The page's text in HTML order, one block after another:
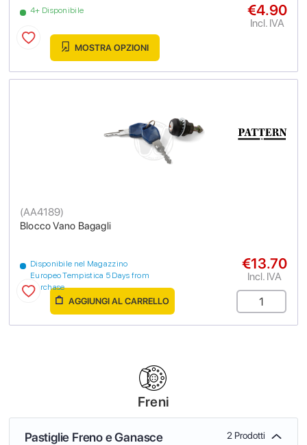
4+ Disponibile €4.90
Incl. IVA
MOSTRA OPZIONI
Blocco Vano Bagagli
(AA4189)
Disponibile nel Magazzino
Europeo Tempistica 5 Days from
purchase
€13.70
Incl. IVA
AGGIUNGI AL CARRELLO
Freni
Pastiglie Freno e Ganasce 2 Prodotti